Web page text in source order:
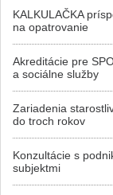
KALKULAČKA
na opatrovanie
Akreditácie pre
a sociálne služby
Zariadenia
do troch rokov
Konzultácie s
subjektmi